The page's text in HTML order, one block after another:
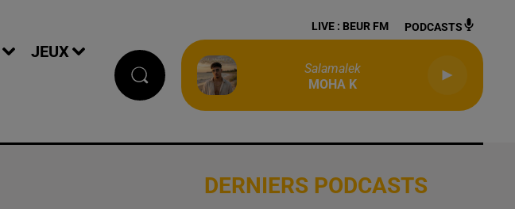
JEUX
LIVE : BEUR FM PODCASTS
Salamalek
MOHA K
DERNIERS PODCASTS